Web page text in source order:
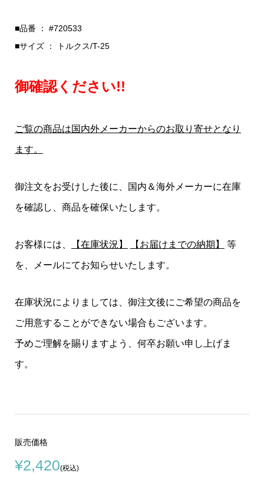
■品番 ： #720533
■サイズ ： トルクス/T-25
御確認ください!!
ご覧の商品は国内外メーカーからのお取り寄せとなり
ます。
御注文をお受けした後に、国内＆海外メーカーに在庫
を確認し、商品を確保いたします。
お客様には、 【在庫状況】 【お届けまでの納期】 等
を、メールにてお知らせいたします。
在庫状況によりましては、御注文後にご希望の商品を
ご用意することができない場合もございます。
予めご理解を賜りますよう、何卒お願い申し上げま
す。
販売価格
¥2,420(税込)